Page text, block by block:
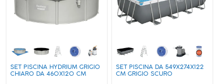
SET PISCINA HYDRIUM GRIGIO
CHIARO DA 460X120 CM
SET PISCINA DA 549X274X122
CM GRIGIO SCURO